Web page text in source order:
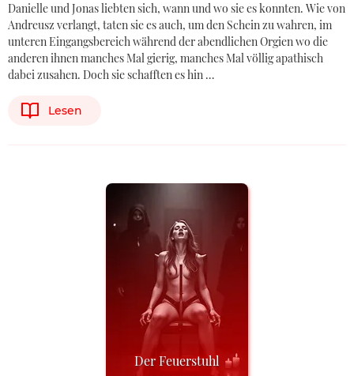
Danielle und Jonas liebten sich, wann und wo sie es konnten. Wie von
Andreusz verlangt, taten sie es auch, um den Schein zu wahren, im
unteren Eingangsbereich während der abendlichen Orgien wo die
anderen ihnen manches Mal gierig, manches Mal völlig apathisch
dabei zusahen. Doch sie schafften es hin …
Lesen
Der Feuerstuhl